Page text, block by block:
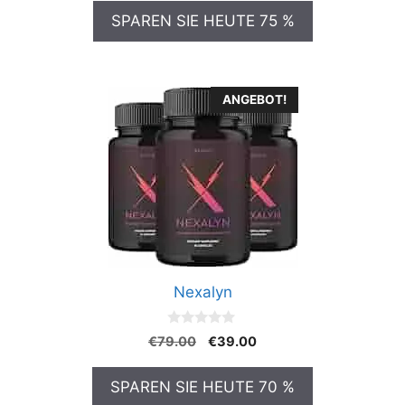
5
war:
€99.00
ist:
€21.00.
SPAREN SIE HEUTE 75 %
ANGEBOT!
Nexalyn
0
v
5
€79.00
Ursprünglicher
war:
€79.00
€39.00Aktueller
ist:
€39.00.
SPAREN SIE HEUTE 70 %